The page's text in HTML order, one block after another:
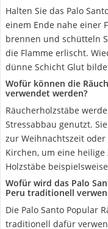
Halten Sie das Palo
einem Ende nahe einer
brennen und schütteln
die Flamme erlischt.
dünne Schicht Glut
Wofür können die
verwendet werden?
Räucherholzstäbe
Stressabbau genutzt.
zur Weihnachtszeit
Kirchen, um eine
Holzstäbe
Wofür wird das Palo
Peru traditionell
Die Palo Santo Popular
traditionell dafür